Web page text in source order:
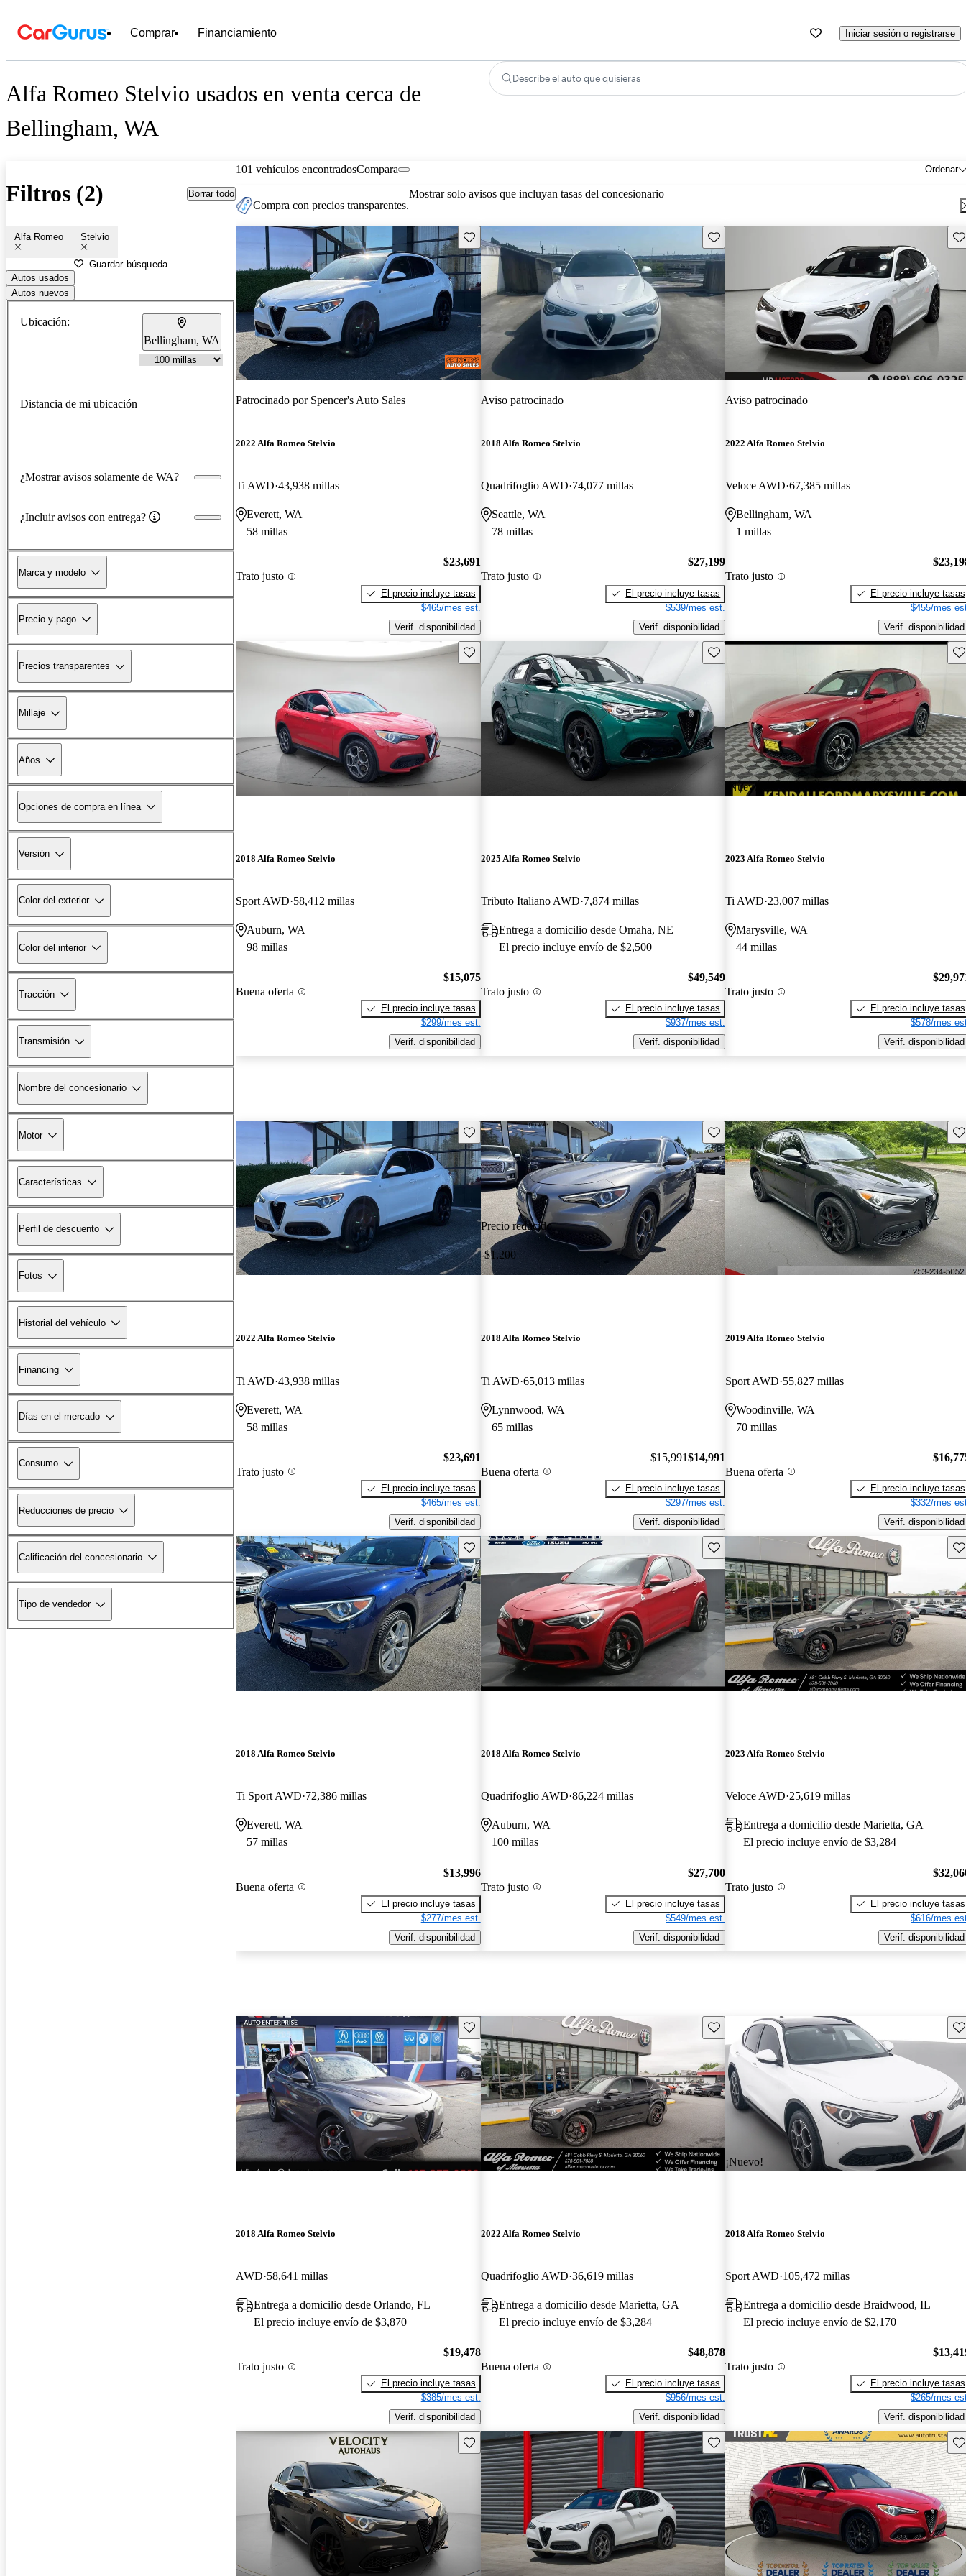
Comprar Financiamiento Iniciar sesión o registrarse
Alfa Romeo Stelvio usados en venta cerca de
Bellingham, WA
Describe el auto que quisieras
Filtros (2) Borrar todo
Alfa Romeo Stelvio
Guardar búsqueda
Autos usados
Autos nuevos
Ubicación:
Bellingham, WA
Distancia de mi ubicación
¿Mostrar avisos solamente de WA?
¿Incluir avisos con entrega?
Marca y modelo
Precio y pago
Precios transparentes
Millaje
Años
Opciones de compra en línea
Versión
Color del exterior
Color del interior
Tracción
Transmisión
Nombre del concesionario
Motor
Características
Perfil de descuento
Fotos
Historial del vehículo
Financing
Días en el mercado
Consumo
Reducciones de precio
Calificación del concesionario
Tipo de vendedor
101 vehículos encontrados Ordenar
Compara
Compra con precios transparentes.
Mostrar solo avisos que incluyan tasas del concesionario
Guarda este Aviso
Patrocinado por Spencer's Auto Sales
2022 Alfa Romeo Stelvio
Ti AWD 43,938 millas
Everett, WA
58 millas
Trato justo
$23,691
El precio incluye tasas
$465/mes est.
Verif. disponibilidad
Guarda este Aviso
Aviso patrocinado
2018 Alfa Romeo Stelvio
Quadrifoglio AWD 74,077 millas
Seattle, WA
78 millas
Trato justo
$27,199
El precio incluye tasas
$539/mes est.
Verif. disponibilidad
Aviso patrocinado
2022 Alfa Romeo Stelvio
Veloce AWD 67,385 millas
Bellingham, WA
1 millas
Trato justo
El precio incluye tasas
$455/mes
Verif. disponibilidad
Guarda este Aviso
2018 Alfa Romeo Stelvio
Sport AWD 58,412 millas
Auburn, WA
98 millas
Buena oferta
$15,075
El precio incluye tasas
$299/mes est.
Verif. disponibilidad
Guarda este Aviso
2025 Alfa Romeo Stelvio
Tributo Italiano AWD 7,874 millas
Entrega a domicilio desde Omaha, NE
El precio incluye envío de $2,500
Trato justo
$49,549
El precio incluye tasas
$937/mes est.
Verif. disponibilidad
¡Nuevo!
2023 Alfa Romeo Stelvio
Ti AWD 23,007 millas
Marysville, WA
44 millas
Trato justo
El precio incluye tasas
$578/mes
Verif. disponibilidad
Guarda este Aviso
2022 Alfa Romeo Stelvio
Ti AWD 43,938 millas
Everett, WA
58 millas
Trato justo
$23,691
El precio incluye tasas
$465/mes est.
Verif. disponibilidad
Precio reducido
-$1,200
Guarda este Aviso
2018 Alfa Romeo Stelvio
Ti AWD 65,013 millas
Lynnwood, WA
65 millas
Buena oferta
$15,991$14,991
El precio incluye tasas
$297/mes est.
Verif. disponibilidad
2019 Alfa Romeo Stelvio
Sport AWD 55,827 millas
Woodinville, WA
70 millas
Buena oferta
El precio incluye tasas
$332/mes
Verif. disponibilidad
Guarda este Aviso
2018 Alfa Romeo Stelvio
Ti Sport AWD 72,386 millas
Everett, WA
57 millas
Buena oferta
$13,996
El precio incluye tasas
$277/mes est.
Verif. disponibilidad
Guarda este Aviso
2018 Alfa Romeo Stelvio
Quadrifoglio AWD 86,224 millas
Auburn, WA
100 millas
Trato justo
$27,700
El precio incluye tasas
$549/mes est.
Verif. disponibilidad
2023 Alfa Romeo Stelvio
Veloce AWD 25,619 millas
Entrega a domicilio desde Marietta, GA
El precio incluye envío de $3,284
Trato justo
El precio incluye tasas
$616/mes
Verif. disponibilidad
Guarda este Aviso
2018 Alfa Romeo Stelvio
AWD 58,641 millas
Entrega a domicilio desde Orlando, FL
El precio incluye envío de $3,870
Trato justo
$19,478
El precio incluye tasas
$385/mes est.
Verif. disponibilidad
Guarda este Aviso
2022 Alfa Romeo Stelvio
Quadrifoglio AWD 36,619 millas
Entrega a domicilio desde Marietta, GA
El precio incluye envío de $3,284
Buena oferta
$48,878
El precio incluye tasas
$956/mes est.
Verif. disponibilidad
¡Nuevo!
2018 Alfa Romeo Stelvio
Sport AWD 105,472 millas
Entrega a domicilio desde Braidwood, IL
El precio incluye envío de $2,170
Trato justo
El precio incluye tasas
$265/mes
Verif. disponibilidad
Guarda este Aviso Guarda este Aviso